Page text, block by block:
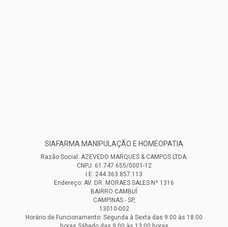
SIAFARMA MANIPULAÇÃO E HOMEOPATIA
Razão Social: AZEVEDO MARQUES & CAMPOS LTDA.
CNPJ: 61.747.655/0001-12
I.E: 244.363.857.113
Endereço: AV. DR. MORAES SALES Nº 1316
BAIRRO CAMBUÍ
CAMPINAS - SP,
13010-002
Horário de Funcionamento: Segunda à Sexta das 9:00 às 18:00